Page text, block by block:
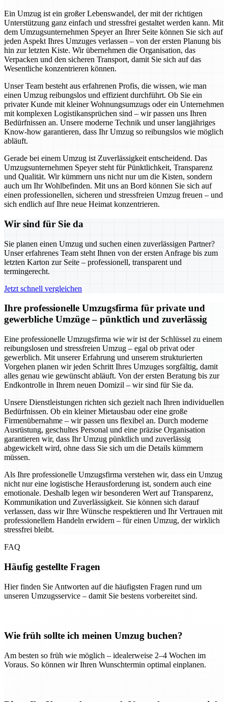
Ein Umzug ist ein großer Lebenswandel, der mit der richtigen
Unterstützung ganz einfach und stressfrei gestaltet werden kann. Mit
dem Umzugsunternehmen Speyer an Ihrer Seite können Sie sich auf
jeden Aspekt Ihres Umzuges verlassen – von der ersten Planung bis
hin zur letzten Kiste. Wir übernehmen die Organisation, das
Verpacken und den sicheren Transport, damit Sie sich auf das
Wesentliche konzentrieren können.
Unser Team besteht aus erfahrenen Profis, die wissen, wie man
einen Umzug reibungslos und effizient durchführt. Ob Sie ein
privater Kunde mit kleiner Wohnungsumzugs oder ein Unternehmen
mit komplexen Logistikansprüchen sind – wir passen uns Ihren
Bedürfnissen an. Unsere moderne Technik und unser langjähriges
Know-how garantieren, dass Ihr Umzug so reibungslos wie möglich
abläuft.
Gerade bei einem Umzug ist Zuverlässigkeit entscheidend. Das
Umzugsunternehmen Speyer steht für Pünktlichkeit, Transparenz
und Qualität. Wir kümmern uns nicht nur um die Kisten, sondern
auch um Ihr Wohlbefinden. Mit uns an Bord können Sie sich auf
einen professionellen, sicheren und stressfreien Umzug freuen – und
sich endlich auf Ihre neue Heimat konzentrieren.
Wir sind für Sie da
Sie planen einen Umzug und suchen einen zuverlässigen Partner?
Unser erfahrenes Team steht Ihnen von der ersten Anfrage bis zum
letzten Karton zur Seite – professionell, transparent und
termingerecht.
Jetzt schnell vergleichen
Ihre professionelle Umzugsfirma für private und
gewerbliche Umzüge – pünktlich und zuverlässig
Eine professionelle Umzugsfirma wie wir ist der Schlüssel zu einem
reibungslosen und stressfreien Umzug – egal ob privat oder
gewerblich. Mit unserer Erfahrung und unserem strukturierten
Vorgehen planen wir jeden Schritt Ihres Umzuges sorgfältig, damit
alles genau wie gewünscht abläuft. Von der ersten Beratung bis zur
Endkontrolle in Ihrem neuen Domizil – wir sind für Sie da.
Unsere Dienstleistungen richten sich gezielt nach Ihren individuellen
Bedürfnissen. Ob ein kleiner Mietausbau oder eine große
Firmenübernahme – wir passen uns flexibel an. Durch moderne
Ausrüstung, geschultes Personal und eine präzise Organisation
garantieren wir, dass Ihr Umzug pünktlich und zuverlässig
abgewickelt wird, ohne dass Sie sich um die Details kümmern
müssen.
Als Ihre professionelle Umzugsfirma verstehen wir, dass ein Umzug
nicht nur eine logistische Herausforderung ist, sondern auch eine
emotionale. Deshalb legen wir besonderen Wert auf Transparenz,
Kommunikation und Zuverlässigkeit. Sie können sich darauf
verlassen, dass wir Ihre Wünsche respektieren und Ihr Vertrauen mit
professionellem Handeln erwidern – für einen Umzug, der wirklich
stressfrei bleibt.
FAQ
Häufig gestellte Fragen
Hier finden Sie Antworten auf die häufigsten Fragen rund um
unseren Umzugsservice – damit Sie bestens vorbereitet sind.
Wie früh sollte ich meinen Umzug buchen?
Am besten so früh wie möglich – idealerweise 2–4 Wochen im
Voraus. So können wir Ihren Wunschtermin optimal einplanen.